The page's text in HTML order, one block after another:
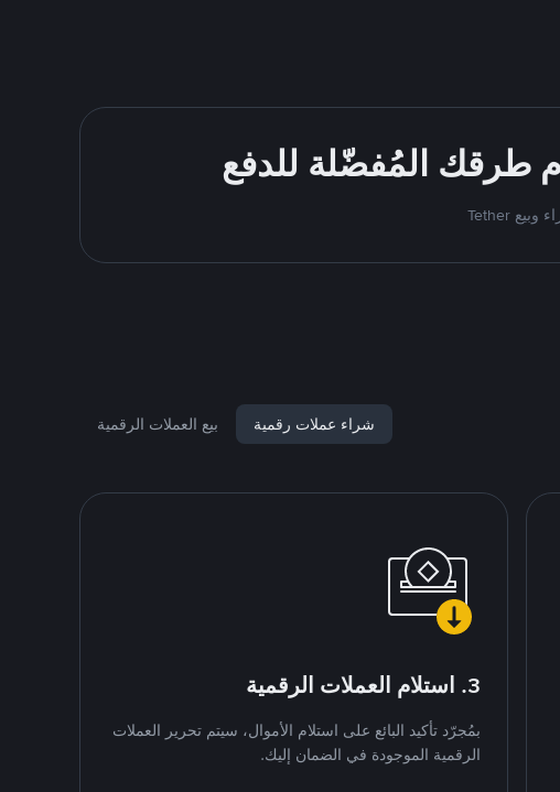
شراء عملات رقمية بيع العملات الرقمية
3. استلام العملات الرقمية
بمُجرّد تأكيد البائع على استلام الأموال، سيتم تحرير العملات
الرقمية الموجودة في الضمان إليك.